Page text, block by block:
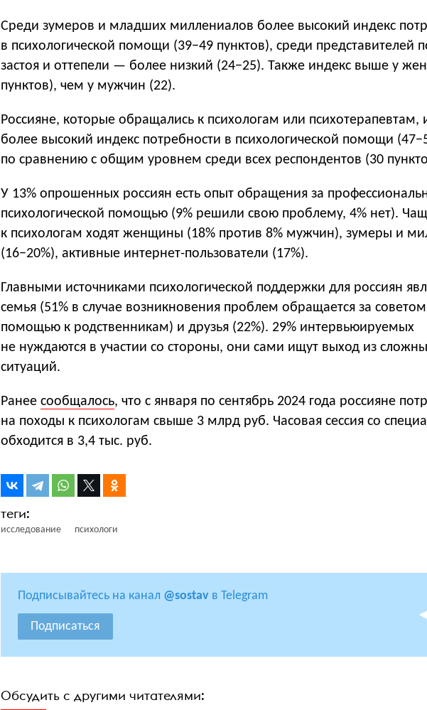
Среди зумеров и младших миллениалов более высокий индекс
в психологической помощи (39−49 пунктов), среди представителей
застоя и оттепели — более низкий (24−25). Также индекс выше у
пунктов), чем у мужчин (22).
Россияне, которые обращались к психологам или психотерапевтам,
более высокий индекс потребности в психологической помощи
по сравнению с общим уровнем среди всех респондентов (30
У 13% опрошенных россиян есть опыт обращения за
психологической помощью (9% решили свою проблему, 4% нет).
к психологам ходят женщины (18% против 8% мужчин), зумеры и
(16−20%), активные интернет-пользователи (17%).
Главными источниками психологической поддержки для россиян
семья (51% в случае возникновения проблем обращается за
помощью к родственникам) и друзья (22%). 29% интервьюируемых
не нуждаются в участии со стороны, они сами ищут выход из
ситуаций.
Ранее сообщалось, что с января по сентябрь 2024 года россияне
на походы к психологам свыше 3 млрд руб. Часовая сессия со
обходится в 3,4 тыс. руб.
исследование психологи
Подписывайтесь на канал @sostav в Telegram
Подписаться
Обсудить с другими читателями: